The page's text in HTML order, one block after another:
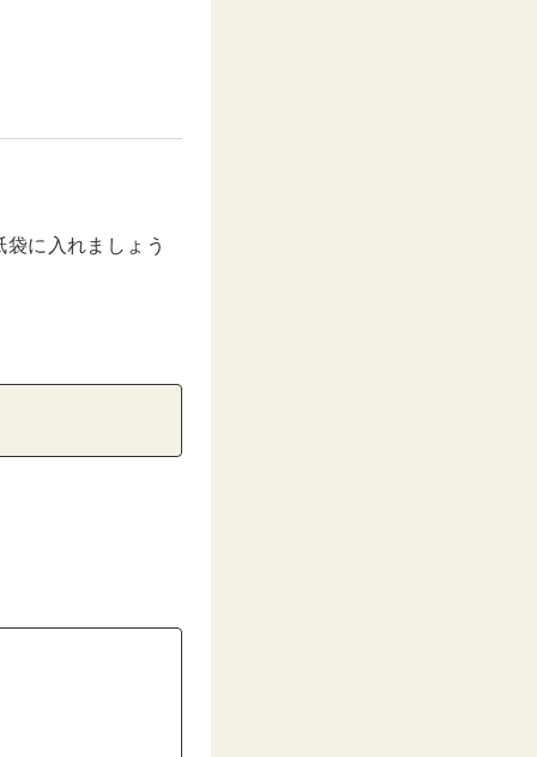
に入れましょう